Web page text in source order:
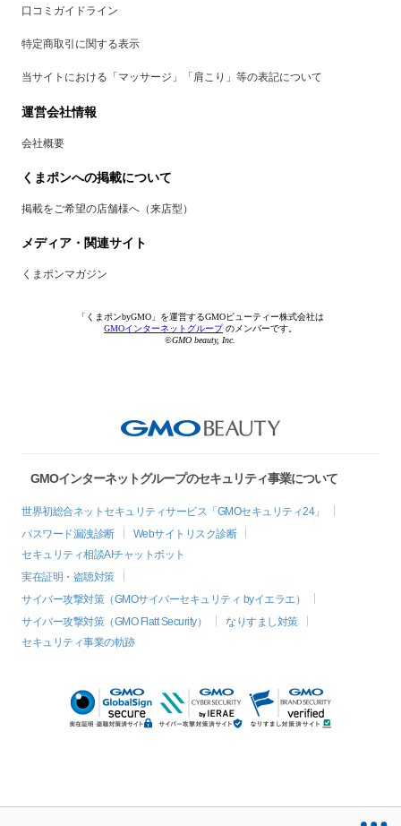
口コミガイドライン
特定商取引に関する表示
当サイトにおける「マッサージ」「肩こり」等の表記について
運営会社情報
会社概要
くまポンへの掲載について
掲載をご希望の店舗様へ（来店型）
メディア・関連サイト
くまポンマガジン
「くまポンbyGMO」を運営するGMOビューティー株式会社は
GMOインターネットグループのメンバーです。
©GMO beauty, Inc.
GMOインターネットグループのセキュリティ事業について
世界初総合ネットセキュリティサービス「GMOセキュリティ24」
パスワード漏洩診断
Webサイトリスク診断
セキュリティ相談AIチャットボット
実在証明・盗聴対策
サイバー攻撃対策（GMOサイバーセキュリティ byイエラエ）
サイバー攻撃対策（GMO Flatt Security）
なりすまし対策
セキュリティ事業の軌跡